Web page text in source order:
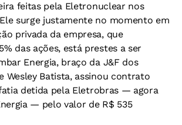
feitas pela Eletronuclear nos
surge justamente no momento em
privada da empresa, que
das ações, está prestes a ser
Energia, braço da J&F dos
Wesley Batista, assinou contrato
detida pela Eletrobras — agora
— pelo valor de R$ 535